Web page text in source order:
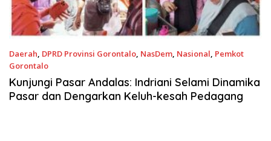
Daerah, DPRD Provinsi Gorontalo, NasDem, Nasional, Pemkot
Gorontalo
9 September 2023
Kunjungi Pasar Andalas: Indriani Selami Dinamika
Pasar dan Dengarkan Keluh-kesah Pedagang